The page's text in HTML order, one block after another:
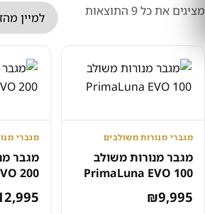
מציגים את כל ⁦9⁩ התוצאות
מחיר:
מגברי מנורות משולבים
מגבר מנורות משולב
PrimaLuna EVO 100
₪9,995
מגברי
מגבר
200